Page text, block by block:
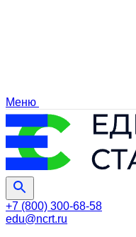
Меню
+7 (800) 300-68-58
edu@ncrt.ru